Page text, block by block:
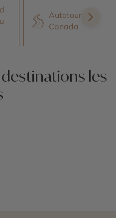
Autotour au
Canada
les